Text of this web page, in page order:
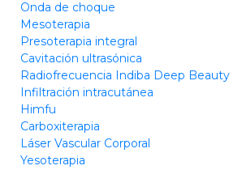
Onda de choque
Mesoterapia
Presoterapia integral
Cavitación ultrasónica
Radiofrecuencia Indiba Deep Beauty
Infiltración intracutánea
Himfu
Carboxiterapia
Láser Vascular Corporal
Yesoterapia